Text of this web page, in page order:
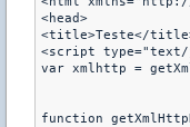
<head>
<title>Teste</
<script
var xmlhttp =
function